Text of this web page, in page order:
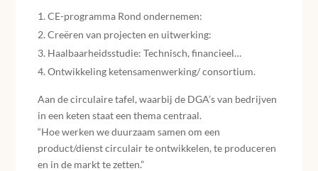
CE-programma Rond ondernemen:
Creëren van projecten en uitwerking:
Haalbaarheidsstudie: Technisch, financieel…
Ontwikkeling ketensamenwerking/ consortium.
Aan de circulaire tafel, waarbij de DGA’s van bedrijven
in een keten staat een thema centraal.
“Hoe werken we duurzaam samen om een
product/dienst circulair te ontwikkelen, te produceren
en in de markt te zetten.”